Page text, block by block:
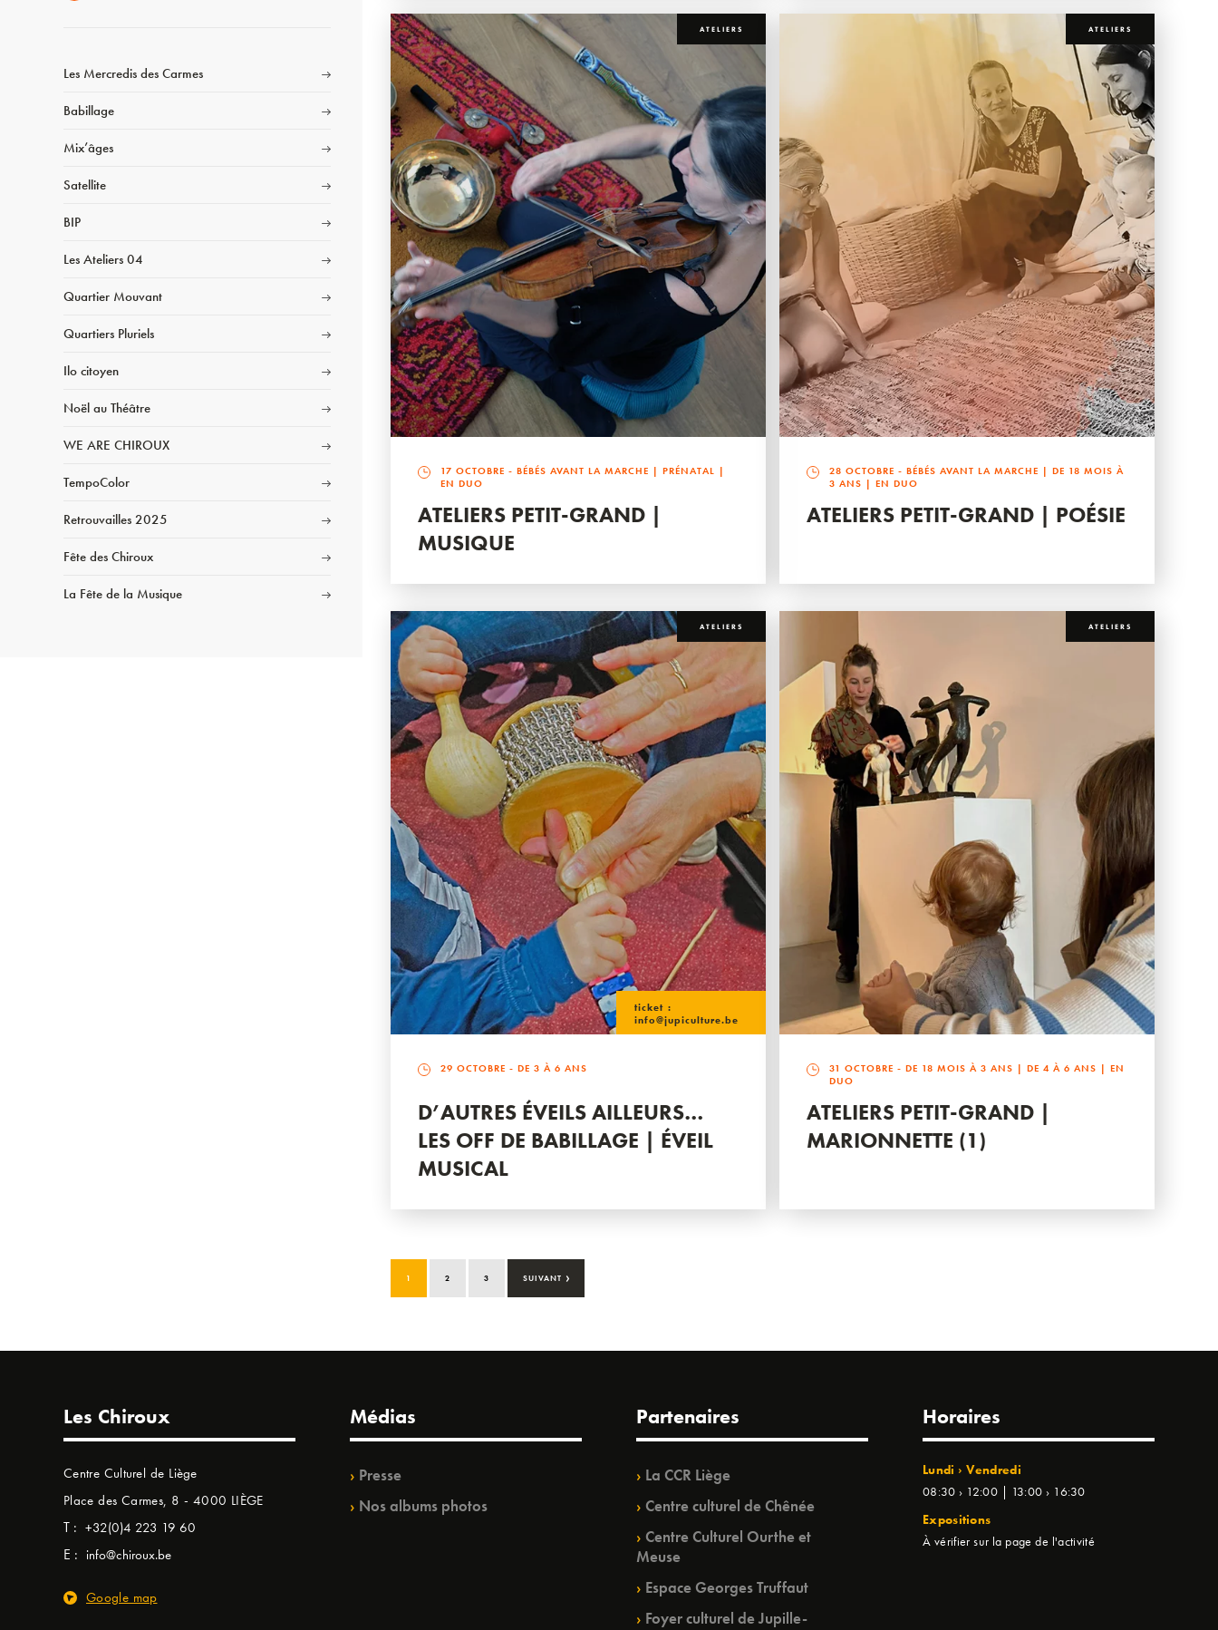
Les Mercredis des Carmes
Babillage
Mix’âges
Satellite
BIP
Les Ateliers 04
Quartier Mouvant
Quartiers Pluriels
Ilo citoyen
Noël au Théâtre
WE ARE CHIROUX
TempoColor
Retrouvailles 2025
Fête des Chiroux
La Fête de la Musique
ATELIERS
17 OCTOBRE - BÉBÉS AVANT LA MARCHE | PRÉNATAL |
EN DUO
ATELIERS PETIT-GRAND |
MUSIQUE
ATELIERS
28 OCTOBRE - BÉBÉS AVANT LA MARCHE | DE 18 MOIS À
3 ANS | EN DUO
ATELIERS PETIT-GRAND | POÉSIE
ATELIERS
ticket :
info@jupiculture.be
29 OCTOBRE - DE 3 À 6 ANS
D’AUTRES ÉVEILS AILLEURS…
LES OFF DE BABILLAGE | ÉVEIL
MUSICAL
ATELIERS
31 OCTOBRE - DE 18 MOIS À 3 ANS | DE 4 À 6 ANS | EN
DUO
ATELIERS PETIT-GRAND |
MARIONNETTE (1)
1 2 3 SUIVANT ›
Les Chiroux
Centre Culturel de Liège
Place des Carmes, 8 - 4000 LIÈGE
T : +32(0)4 223 19 60
E : info@chiroux.be
Google map
Médias
Presse
Nos albums photos
Partenaires
La CCR Liège
Centre culturel de Chênée
Centre Culturel Ourthe et
Meuse
Espace Georges Truffaut
Foyer culturel de Jupille-
Horaires
Lundi › Vendredi
08:30 › 12:00 | 13:00 › 16:30
Expositions
À vérifier sur la page de l'activité